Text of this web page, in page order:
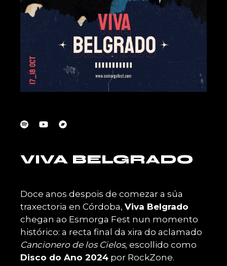
VIVA BELGRADO
Doce anos despois de comezar a súa
traxectoria en Córdoba,Viva Belgrado
chegan ao Esmorga Fest nun momento
histórico: a recta final da xira do aclamado
Cancionero de los Cielos, escollido como
Disco do Ano 2024 por RockZone.